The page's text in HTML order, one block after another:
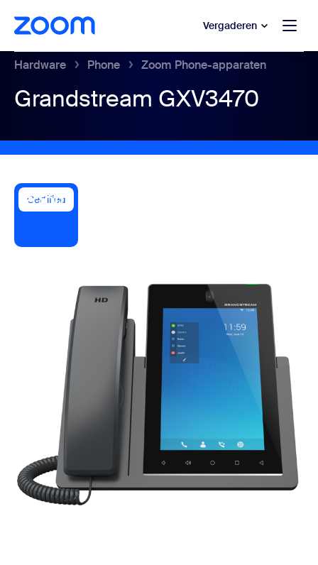
hoofdinhoud gaan
naar hulp via chat Vergaderen
Hardware Phone Zoom Phone-apparaten
Grandstream GXV3470
Certified